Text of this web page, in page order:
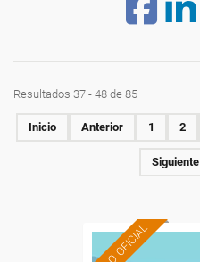
Resultados 37 - 48 de 85
Inicio Anterior 1 2
Siguiente